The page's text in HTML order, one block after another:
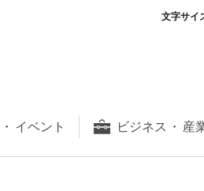
文字サイ
・ イベント ビジネス ・ 産